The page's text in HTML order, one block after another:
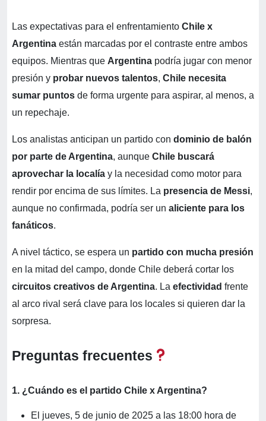
Las expectativas para el enfrentamiento Chile x
Argentina están marcadas por el contraste entre ambos
equipos. Mientras que Argentina podría jugar con menor
presión y probar nuevos talentos, Chile necesita
sumar puntos de forma urgente para aspirar, al menos, a
un repechaje.
Los analistas anticipan un partido con dominio de balón
por parte de Argentina, aunque Chile buscará
aprovechar la localía y la necesidad como motor para
rendir por encima de sus límites. La presencia de Messi,
aunque no confirmada, podría ser un aliciente para los
fanáticos.
A nivel táctico, se espera un partido con mucha presión
en la mitad del campo, donde Chile deberá cortar los
circuitos creativos de Argentina. La efectividad frente
al arco rival será clave para los locales si quieren dar la
sorpresa.
Preguntas frecuentes
1. ¿Cuándo es el partido Chile x Argentina?
El jueves, 5 de junio de 2025 a las 18:00 hora de